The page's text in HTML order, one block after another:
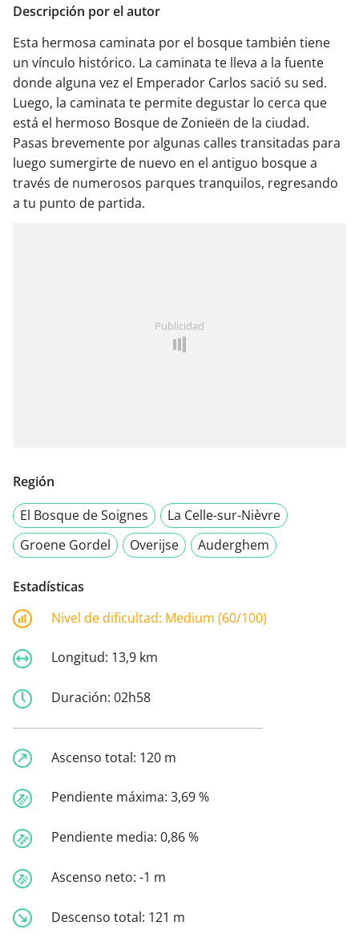
Descripción por el autor
Esta hermosa caminata por el bosque también tiene
un vínculo histórico. La caminata te lleva a la fuente
donde alguna vez el Emperador Carlos sació su sed.
Luego, la caminata te permite degustar lo cerca que
está el hermoso Bosque de Zonieën de la ciudad.
Pasas brevemente por algunas calles transitadas para
luego sumergirte de nuevo en el antiguo bosque a
través de numerosos parques tranquilos, regresando
a tu punto de partida.
Publicidad
Región
El Bosque de Soignes
La Celle-sur-Nièvre
Groene Gordel
Overijse Auderghem
Estadísticas
Nivel de dificultad: Medium (60/100)
Longitud: 13,9 km
Duración: 02h58
Ascenso total: 120 m
Pendiente máxima: 3,69 %
Pendiente media: 0,86 %
Ascenso neto: -1 m
Descenso total: 121 m